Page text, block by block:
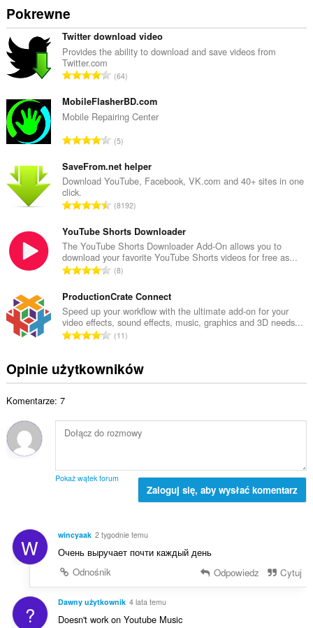
Pokrewne
Twitter download video
Provides the ability to download and save videos from
Twitter.com
C
ł
k
w
t
a
l
c
z
b
a
c
e
n
:
64
MobileFlasherBD.com
Mobile Repairing Center
C
ł
k
w
t
a
l
c
z
b
a
c
e
5
SaveFrom.net helper
Download YouTube, Facebook, VK.com and 40+ sites in one
click.
C
ł
k
o
w
t
a
l
z
b
c
e
:
8192
YouTube Shorts Downloader
The YouTube Shorts Downloader Add-On allows you to
download your favorite YouTube Shorts videos for free as...
C
ł
k
o
w
t
a
c
z
o
:
8
ProductionCrate Connect
Speed up your workflow with the ultimate add-on for your
video effects, sound effects, music, graphics and 3D needs...
C
k
i
t
i
a
o
c
e
n
:
11
Opinie użytkowników
Komentarze: 7
Pokaż wątek forum
Zaloguj się, aby wysłać komentarz
W wincyaak 2 tygodnie temu
Очень выручает почти каждый день
Odnośnik
Odpowiedz Cytuj
? Dawny użytkownik 4 lata temu
Doesn't work on Youtube Music